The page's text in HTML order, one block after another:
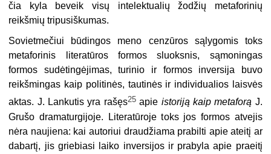
čia kyla beveik visų intelektualių žodžių metaforinių
reikšmių tripusiškumas.
Sovietmečiui būdingos meno cenzūros sąlygomis toks
metaforinis lite­ratūros formos sluoksnis, sąmoningas
formos sudėtingėjimas, turinio ir for­mos inversija buvo
reikšmingas kaip politinės, tautinės ir individualios laisvės
aktas. J. Lankutis yra rašęs25apie istoriją kaip metaforą J.
Grušo dramaturgijoje. Literatūroje toks jos formos atvejis
nėra naujiena: kai autoriui draudžiama prabilti apie ateitį ar
dabartį, jis griebiasi laiko inver­sijos ir prabyla apie praeitį